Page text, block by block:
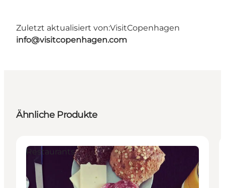
Zuletzt aktualisiert von:VisitCopenhagen
info@visitcopenhagen.com
Ähnliche Produkte
Restaurants